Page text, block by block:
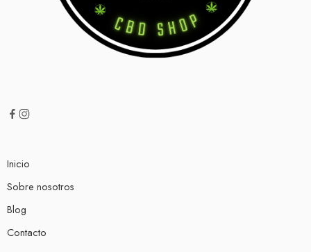
Inicio
Sobre nosotros
Blog
Contacto